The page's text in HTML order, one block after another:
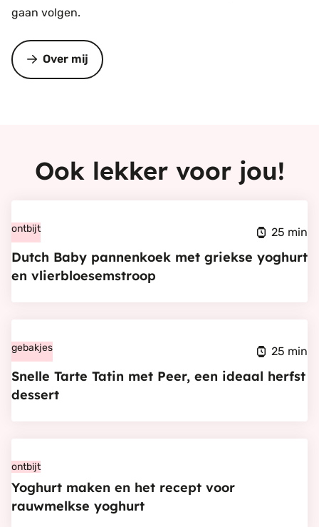
gaan volgen.
Over mij
Ook lekker voor jou!
Dutch
pannenkoek
en
vlierbloesemstroop
ontbijt 25 min
Dutch Baby pannenkoek met griekse yoghurt
en vlierbloesemstroop
Snelle
Tarte
Tatin
ideaal
herfst
dessert
gebakjes 25 min
Snelle Tarte Tatin met Peer, een ideaal herfst
dessert
Yoghurt
maken
en
ontbijt
Yoghurt maken en het recept voor
rauwmelkse yoghurt